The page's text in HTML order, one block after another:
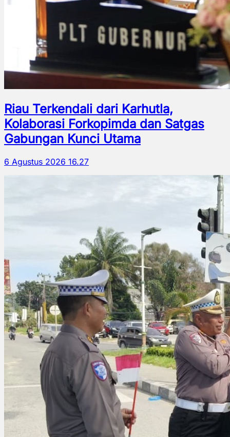
Riau Terkendali dari Karhutla,
Kolaborasi Forkopimda dan Satgas
Gabungan Kunci Utama
6 Agustus 2026 16.27